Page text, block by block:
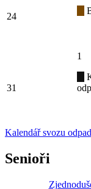
24
31
1
Kalendář svozu
Senioři